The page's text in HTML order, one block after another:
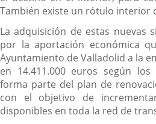
También existe un rótulo interior
La adquisición de estas nuevas
por la aportación económica
Ayuntamiento de Valladolid a la
en 14.411.000 euros según
forma parte del plan de
con el objetivo de
disponibles en toda la red de